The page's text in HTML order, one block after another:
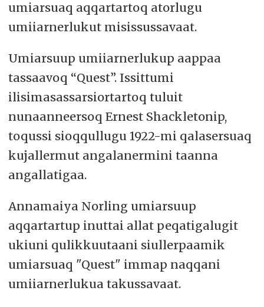
umiarsuaq aqqartartoq atorlugu
umiiarnerlukut misissussavaat.
Umiarsuup umiiarnerlukup aappaa
tassaavoq “Quest”. Issittumi
ilisimasassarsiortartoq tuluit
nunaanneersoq Ernest Shackletonip,
toqussi sioqqullugu 1922-mi qalasersuaq
kujallermut angalanermini taanna
angallatigaa.
Annamaiya Norling umiarsuup
aqqartartup inuttai allat peqatigalugit
ukiuni qulikkuutaani siullerpaamik
umiarsuaq "Quest" immap naqqani
umiiarnerlukua takussavaat.